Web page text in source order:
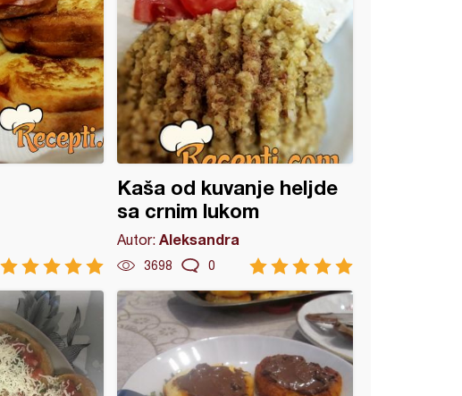
Kaša od kuvanje heljde
sa crnim lukom
Autor:Aleksandra
3698 0